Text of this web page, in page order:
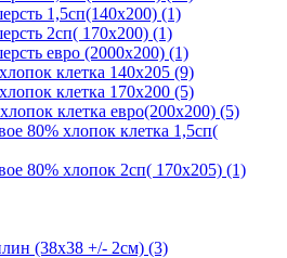
1,5сп(140х200) (1)
2сп( 170х200) (1)
евро (2000х200) (1)
клетка 140х205 (9)
клетка 170х200 (5)
клетка евро(200х200) (5)
80% хлопок клетка 1,5сп(
80% хлопок 2сп( 170х205) (1)
(38х38 +/- 2см) (3)